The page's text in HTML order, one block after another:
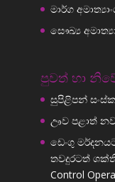
මාර්ග
සෞඛ්‍ය
පුවත් හා
සුපිළිපන්
ඌව පළාත්
ඩෙංගු
තවදුරටත්
Control